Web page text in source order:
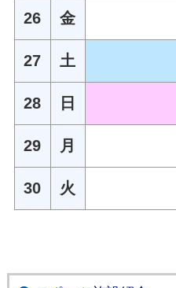
26 金
27 土
28 日
29 月
30 火